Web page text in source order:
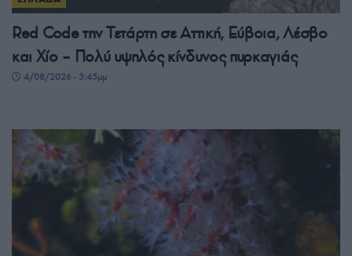
Red Code την Τετάρτη σε Αττική, Εύβοια, Λέσβο
και Χίο – Πολύ υψηλός κίνδυνος πυρκαγιάς
4/08/2026 - 3:45μμ